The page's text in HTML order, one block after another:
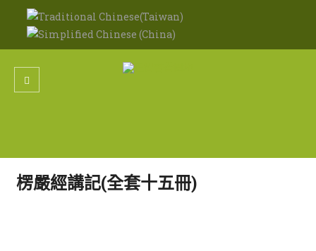
楞嚴經講記(全套十五冊)